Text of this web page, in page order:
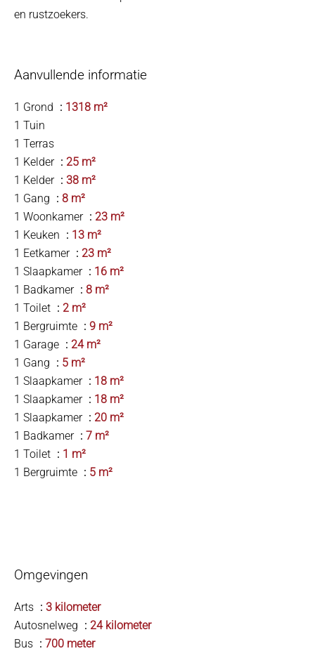
en rustzoekers.
Aanvullende informatie
1 Grond
1318 m²
1 Tuin
1 Terras
1 Kelder
25 m²
1 Kelder
38 m²
1 Gang
8 m²
1 Woonkamer
23 m²
1 Keuken
13 m²
1 Eetkamer
23 m²
1 Slaapkamer
16 m²
1 Badkamer
8 m²
1 Toilet
2 m²
1 Bergruimte
9 m²
1 Garage
24 m²
1 Gang
5 m²
1 Slaapkamer
18 m²
1 Slaapkamer
18 m²
1 Slaapkamer
20 m²
1 Badkamer
7 m²
1 Toilet
1 m²
1 Bergruimte
5 m²
Omgevingen
Arts
3 kilometer
Autosnelweg
24 kilometer
Bus
700 meter